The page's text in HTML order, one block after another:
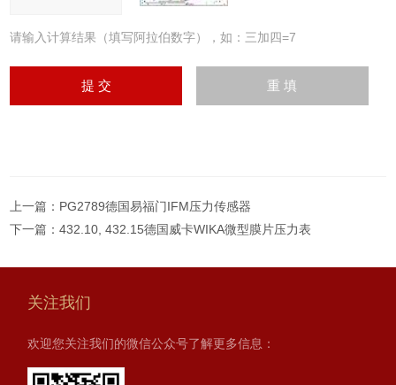
请输入计算结果（填写阿拉伯数字），如：三加四=7
上一篇： PG2789德国易福门IFM压力传感器
下一篇：432.10, 432.15德国威卡WIKA微型膜片压力表
关注我们
欢迎您关注我们的微信公众号了解更多信息：